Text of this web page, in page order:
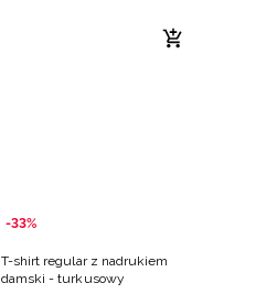
-33%
T-shirt regular z nadrukiem
damski - turkusowy